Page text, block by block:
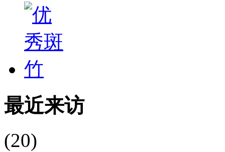
最近来访
(20)